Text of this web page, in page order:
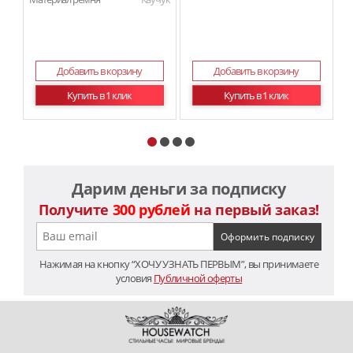
Добавить в корзину
Купить в 1 клик
Добавить в корзину
Купить в 1 клик
Дарим деньги за подписку
Получите 300 рублей на первый заказ!
Нажимая на кнопку “ХОЧУ УЗНАТЬ ПЕРВЫМ”, вы принимаете
условия Публичной оферты